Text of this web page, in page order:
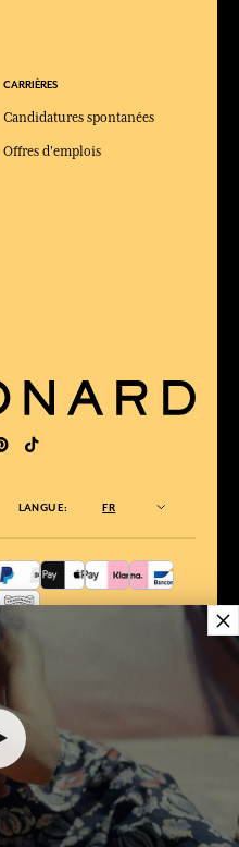
CARRIÈRES
Candidatures spontanées
Offres d'emplois
LANGUE: FR
DE COMMERCE
Capital
×